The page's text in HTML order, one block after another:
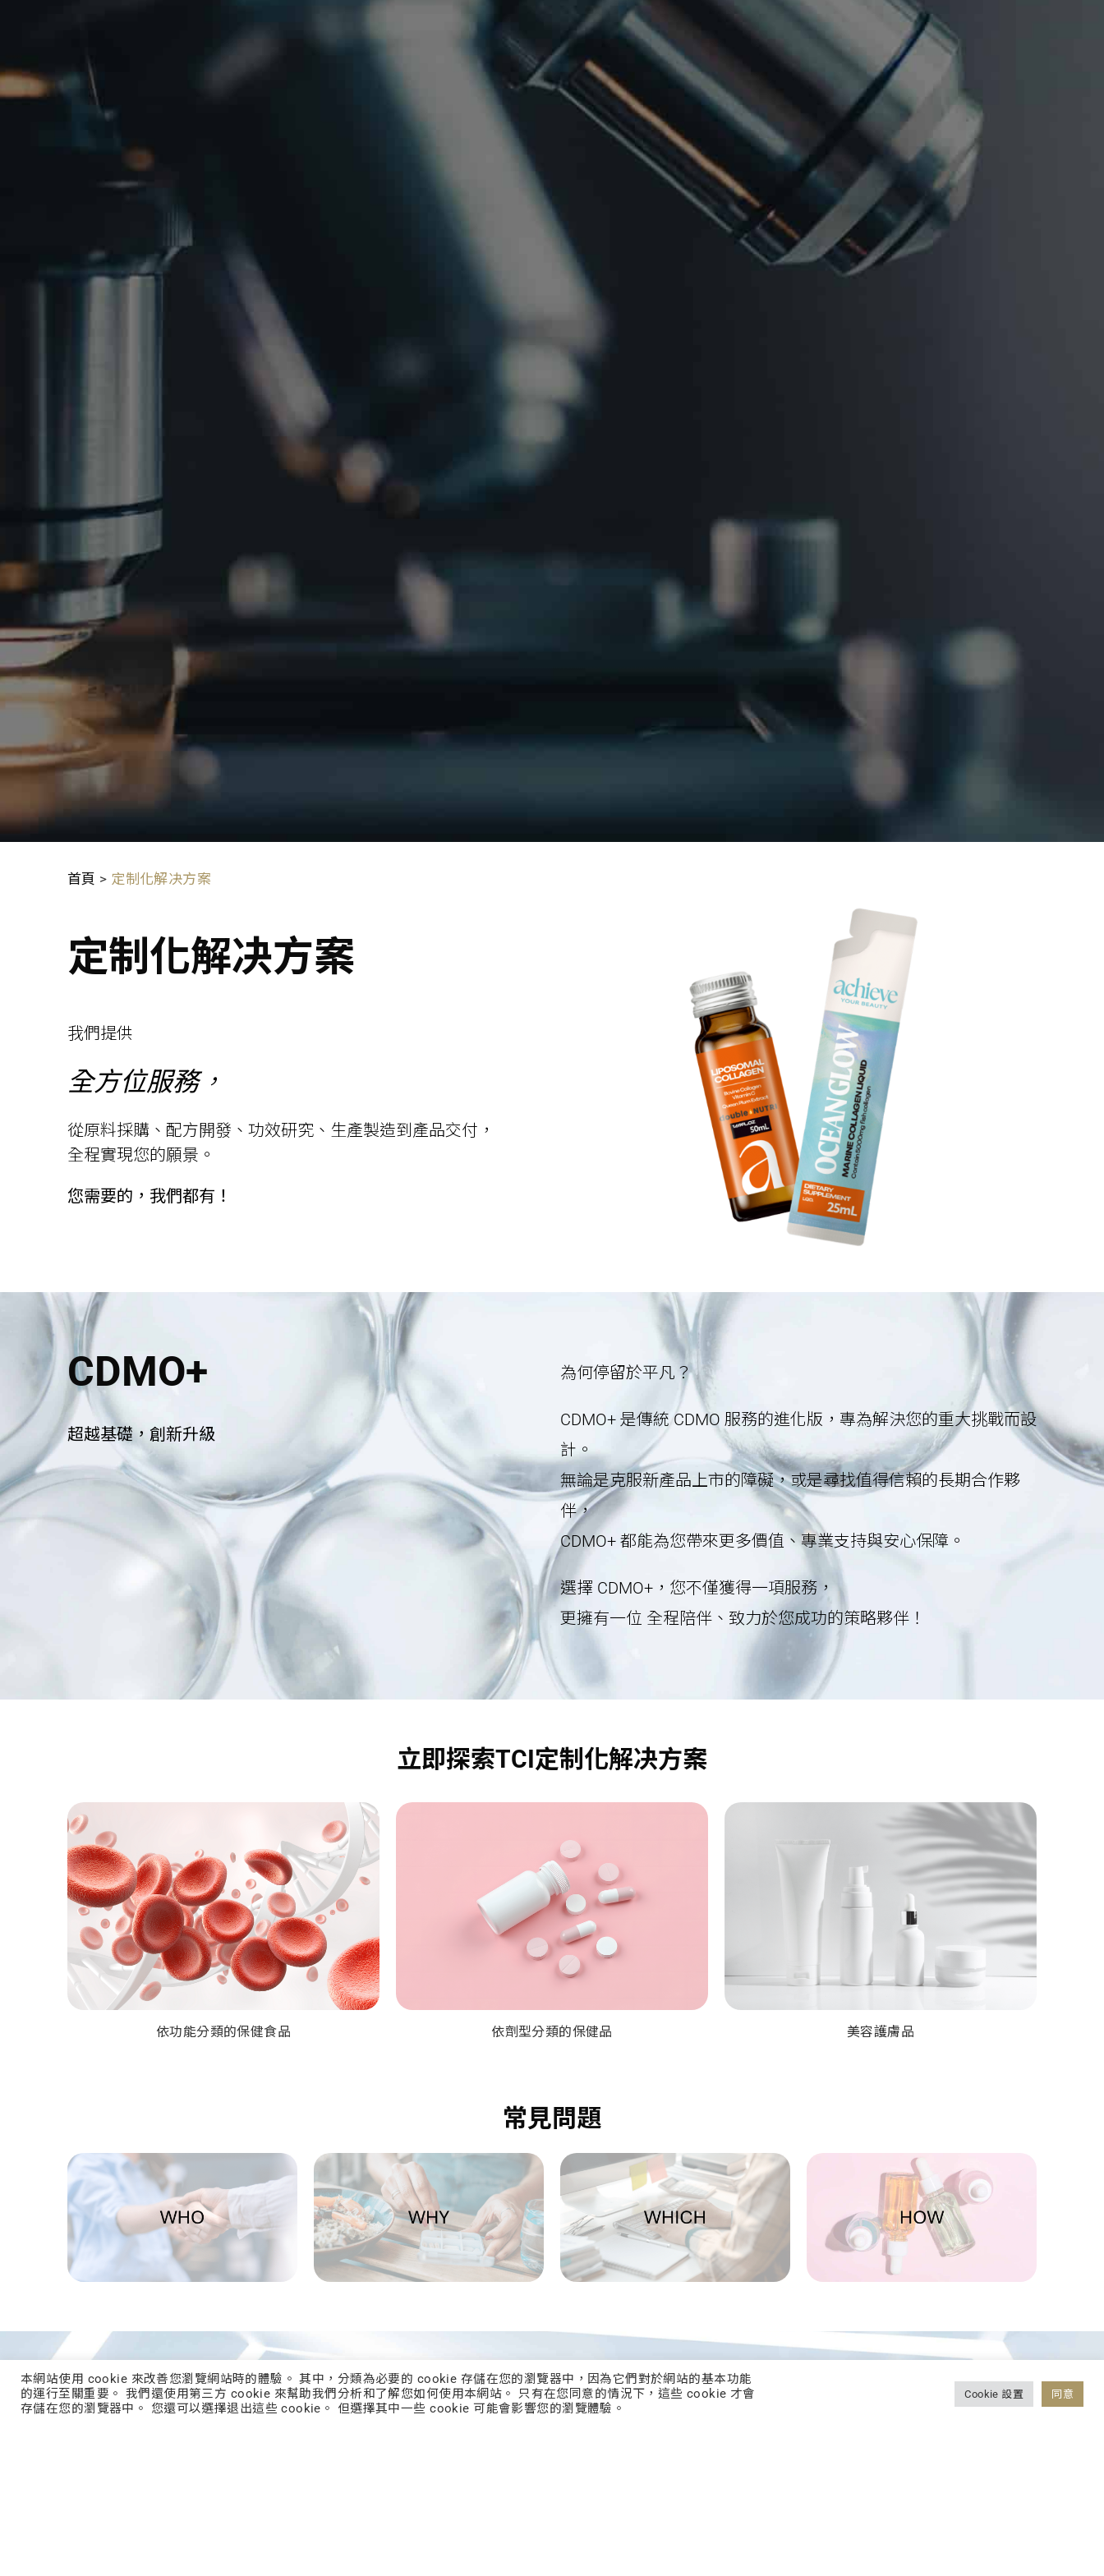
首頁 > 定制化解决方案
定制化解决方案
我們提供
全方位服務，
從原料採購、配方開發、功效研究、生產製造到產品交付，
全程實現您的願景。
您需要的，我們都有！
CDMO+
超越基礎，創新升級
為何停留於平凡？
CDMO+ 是傳統 CDMO 服務的進化版，專為解決您的重大挑戰而設
計。
無論是克服新產品上市的障礙，或是尋找值得信賴的長期合作夥
伴，
CDMO+ 都能為您帶來更多價值、專業支持與安心保障。
選擇 CDMO+，您不僅獲得一項服務，
更擁有一位 全程陪伴、致力於您成功的策略夥伴！
立即探索TCI定制化解决方案
依功能分類的保健食品 依劑型分類的保健品 美容護膚品
常見問題
GLOBAL TOTAL SOLUTION
本網站使用 cookie 來改善您瀏覽網站時的體驗。 其中，分類為必要的 cookie 存儲在您的瀏覽器中，因為它們對於網站的基本功能
的運行至關重要。 我們還使用第三方 cookie 來幫助我們分析和了解您如何使用本網站。 只有在您同意的情況下，這些 cookie 才會
存儲在您的瀏覽器中。 您還可以選擇退出這些 cookie。 但選擇其中一些 cookie 可能會影響您的瀏覽體驗。
Cookie 設置 同意